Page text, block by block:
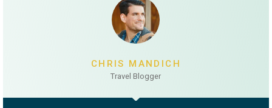
CHRIS MANDICH
Travel Blogger